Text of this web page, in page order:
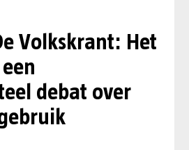
Volkskrant: Het
debat over